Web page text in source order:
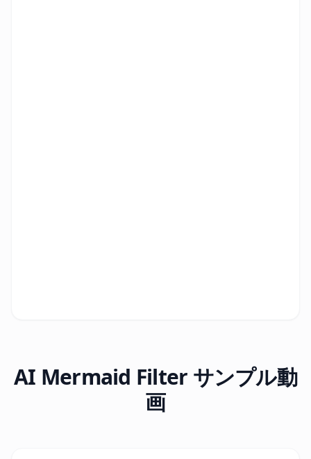
AI Mermaid Filter サンプル動
画